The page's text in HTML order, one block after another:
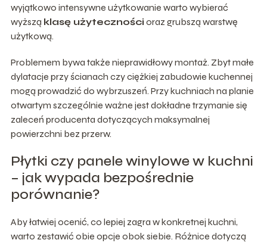
wyjątkowo intensywne użytkowanie warto wybierać
wyższą klasę użyteczności oraz grubszą warstwę
użytkową.
Problemem bywa także nieprawidłowy montaż. Zbyt małe
dylatacje przy ścianach czy ciężkiej zabudowie kuchennej
mogą prowadzić do wybrzuszeń. Przy kuchniach na planie
otwartym szczególnie ważne jest dokładne trzymanie się
zaleceń producenta dotyczących maksymalnej
powierzchni bez przerw.
Płytki czy panele winylowe w kuchni
– jak wypada bezpośrednie
porównanie?
Aby łatwiej ocenić, co lepiej zagra w konkretnej kuchni,
warto zestawić obie opcje obok siebie. Różnice dotyczą